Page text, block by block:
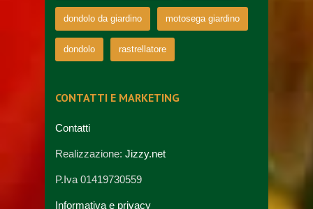
dondolo da giardino motosega giardino
dondolo rastrellatore
CONTATTI E MARKETING
Contatti
Realizzazione: Jizzy.net
P.Iva 01419730559
Informativa e privacy